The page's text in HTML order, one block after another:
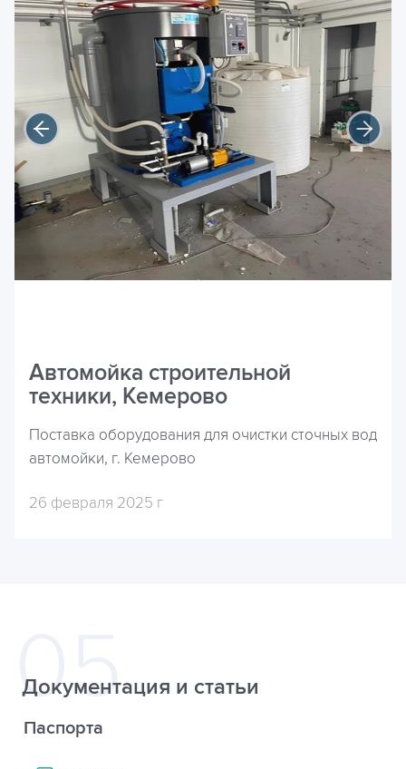
Автомойка строительной
техники, Кемерово
Поставка оборудования для очистки сточных вод
автомойки, г. Кемерово
26 февраля 2025 г
Документация и статьи
Паспорта